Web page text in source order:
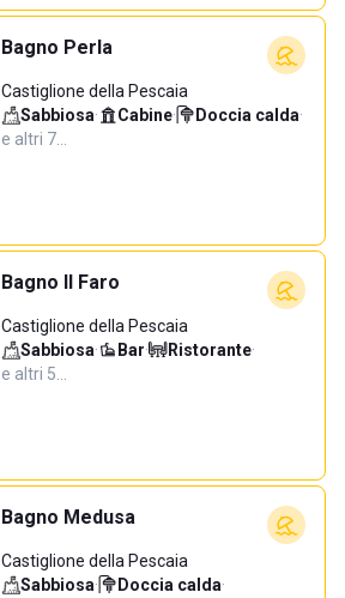
Bagno Perla
Castiglione della Pescaia
Sabbiosa· Cabine· Doccia calda·
e altri 7…
Bagno Il Faro
Castiglione della Pescaia
Sabbiosa· Bar· Ristorante·
e altri 5…
Bagno Medusa
Castiglione della Pescaia
Sabbiosa· Doccia calda·